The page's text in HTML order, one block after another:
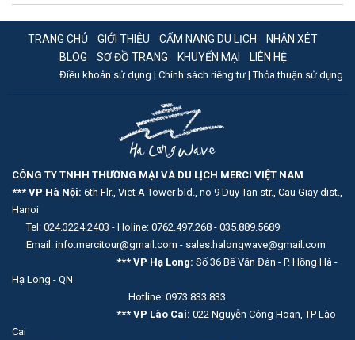
TRANG CHỦ GIỚI THIỆU CẨM NANG DU LỊCH
NHẬN XÉT
BLOG
SƠ ĐỒ TRANG KHUYẾN MẠI LIÊN HỆ
Điều khoản sử dụng | Chính sách riêng tư |Thỏa thuận sử dụng
CÔNG TY TNHH THƯƠNG MẠI VÀ DU LỊCH MERCI VIỆT NAM
*** VP Hà Nội: 6th Flr., Viet A Tower bld., no 9 Duy Tan str., Cau Giay dist.,
Hanoi
Tel: 024.3224.2403 - Holine: 0762.497.268 - 035.889.5689
Email: info.mercitour@gmail.com - sales.halongwave@gmail.com
*** VP Hạ Long: Số 36 Bế Văn Đàn - P. Hồng Hà -
Hạ Long - QN
Hotline: 0973.833.833
*** VP Lào Cai: 022 Nguyễn Công Hoan, TP Lào
Cai